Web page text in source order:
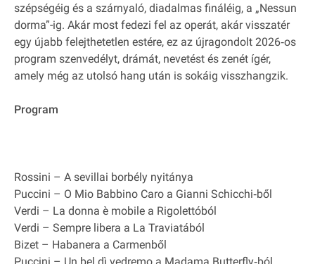
szépségéig és a szárnyaló, diadalmas fináléig, a „Nessun
dorma”-ig. Akár most fedezi fel az operát, akár visszatér
egy újabb felejthetetlen estére, ez az újragondolt 2026‐os
program szenvedélyt, drámát, nevetést és zenét ígér,
amely még az utolsó hang után is sokáig visszhangzik.
Program
Rossini – A sevillai borbély nyitánya
Puccini – O Mio Babbino Caro a Gianni Schicchi‐ből
Verdi – La donna è mobile a Rigolettóból
Verdi – Sempre libera a La Traviatából
Bizet – Habanera a Carmenből